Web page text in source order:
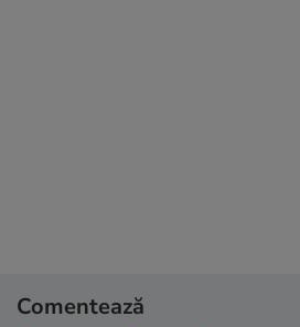
Comentează